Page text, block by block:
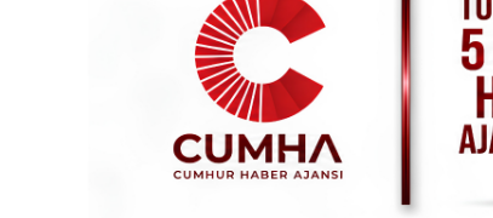
Sivil Toplum Kuruluşları
Kamu Kurumları ve Üst Kurullar